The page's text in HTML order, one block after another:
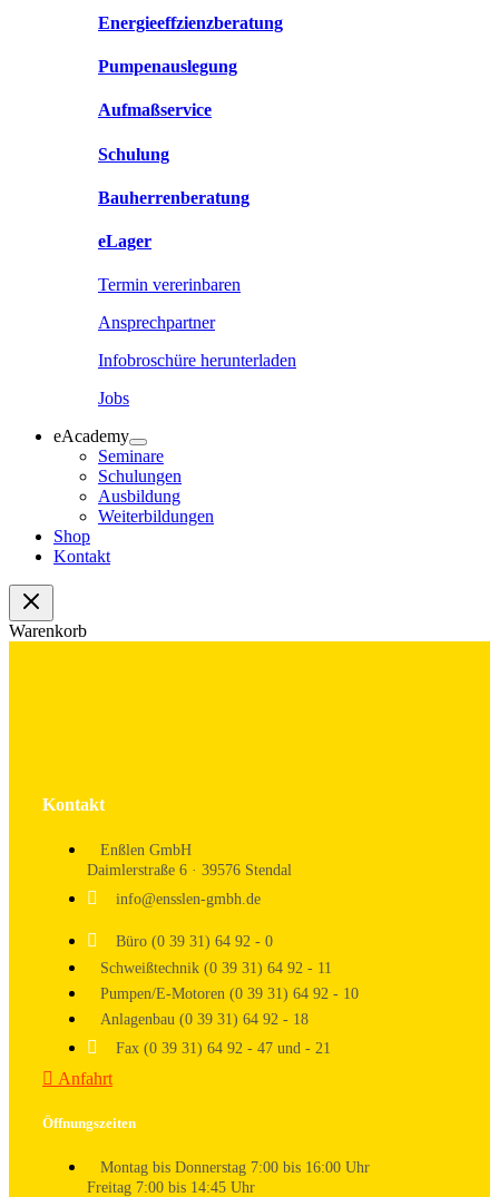
Energieeffzienzberatung
Pumpenauslegung
Aufmaßservice
Schulung
Bauherrenberatung
eLager
Termin vererinbaren
Ansprechpartner
Infobroschüre herunterladen
Jobs
eAcademy
Seminare
Schulungen
Ausbildung
Weiterbildungen
Shop
Kontakt
Warenkorb
Kontakt
Enßlen GmbH
Daimlerstraße 6 · 39576 Stendal
info@ensslen-gmbh.de
Büro (0 39 31) 64 92 - 0
Schweißtechnik (0 39 31) 64 92 - 11
Pumpen/E-Motoren (0 39 31) 64 92 - 10
Anlagenbau (0 39 31) 64 92 - 18
Fax (0 39 31) 64 92 - 47 und - 21
Anfahrt
Öffnungszeiten
Montag bis Donnerstag 7:00 bis 16:00 Uhr
Freitag 7:00 bis 14:45 Uhr